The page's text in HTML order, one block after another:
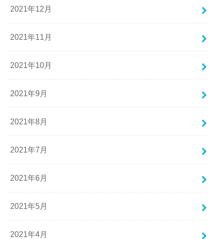
2021年12月
2021年11月
2021年10月
2021年9月
2021年8月
2021年7月
2021年6月
2021年5月
2021年4月